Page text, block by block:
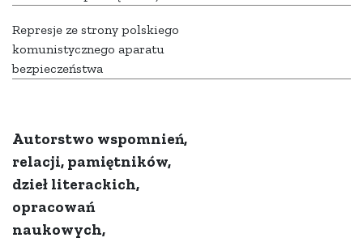
Represje ze strony polskiego
komunistycznego aparatu
bezpieczeństwa
Autorstwo wspomnień,
relacji, pamiętników,
dzieł literackich,
opracowań
naukowych,